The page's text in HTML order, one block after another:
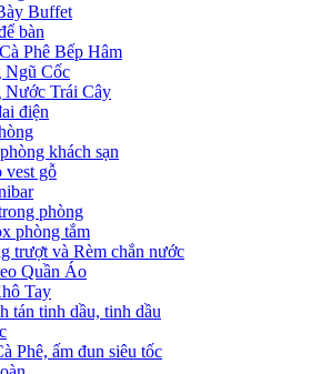
Buffet
bàn
Phê Bếp Hâm
Cốc
Trái Cây
điện
khách sạn
vest gỗ
phòng
phòng tắm
trượt và Rèm chắn nước
Quần Áo
Tay
tán tinh dầu, tinh dầu
Phê, ấm đun siêu tốc